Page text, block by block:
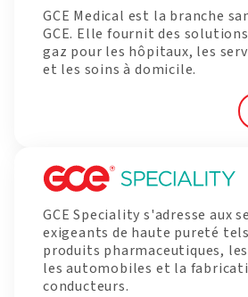
GCE Medical est la branche
GCE. Elle fournit des
gaz pour les hôpitaux, les
et les soins à domicile.
GCE Speciality s'adresse aux
exigeants de haute pureté
produits pharmaceutiques,
les automobiles et la
conducteurs.